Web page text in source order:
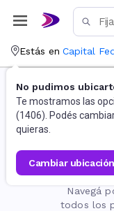
Estás en Capital
No pudimos
Te mostramos las
(1406). Podés
quieras.
cambiar ubicación
La
Navegá
todos los